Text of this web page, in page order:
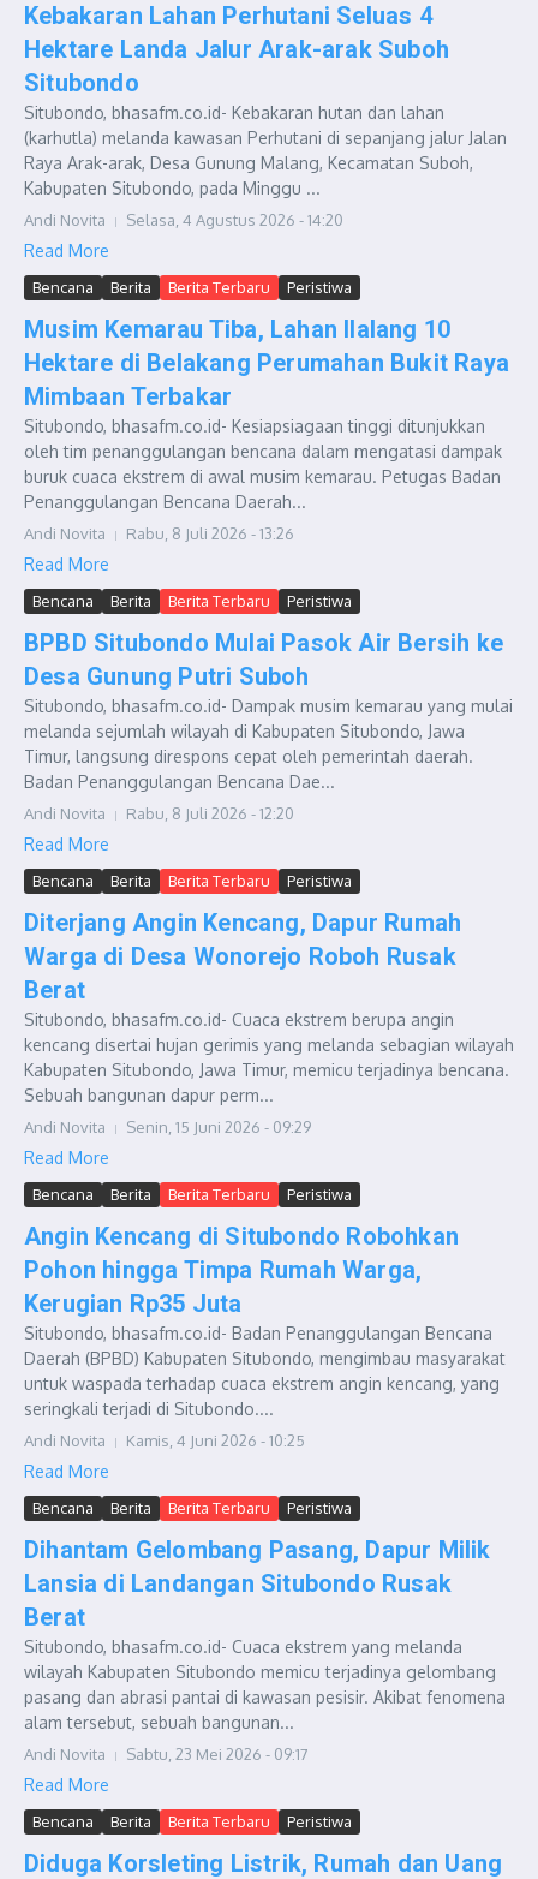
Kebakaran Lahan Perhutani Seluas 4
Hektare Landa Jalur Arak-arak Suboh
Situbondo
Situbondo, bhasafm.co.id- Kebakaran hutan dan lahan
(karhutla) melanda kawasan Perhutani di sepanjang jalur Jalan
Raya Arak-arak, Desa Gunung Malang, Kecamatan Suboh,
Kabupaten Situbondo, pada Minggu ...
Andi Novita Selasa, 4 Agustus 2026 - 14:20
Read More
Bencana Berita Berita Terbaru Peristiwa
Musim Kemarau Tiba, Lahan Ilalang 10
Hektare di Belakang Perumahan Bukit Raya
Mimbaan Terbakar
Situbondo, bhasafm.co.id- Kesiapsiagaan tinggi ditunjukkan
oleh tim penanggulangan bencana dalam mengatasi dampak
buruk cuaca ekstrem di awal musim kemarau. Petugas Badan
Penanggulangan Bencana Daerah...
Andi Novita Rabu, 8 Juli 2026 - 13:26
Read More
Bencana Berita Berita Terbaru Peristiwa
BPBD Situbondo Mulai Pasok Air Bersih ke
Desa Gunung Putri Suboh
Situbondo, bhasafm.co.id- Dampak musim kemarau yang mulai
melanda sejumlah wilayah di Kabupaten Situbondo, Jawa
Timur, langsung direspons cepat oleh pemerintah daerah.
Badan Penanggulangan Bencana Dae...
Andi Novita Rabu, 8 Juli 2026 - 12:20
Read More
Bencana Berita Berita Terbaru Peristiwa
Diterjang Angin Kencang, Dapur Rumah
Warga di Desa Wonorejo Roboh Rusak
Berat
Situbondo, bhasafm.co.id- Cuaca ekstrem berupa angin
kencang disertai hujan gerimis yang melanda sebagian wilayah
Kabupaten Situbondo, Jawa Timur, memicu terjadinya bencana.
Sebuah bangunan dapur perm...
Andi Novita Senin, 15 Juni 2026 - 09:29
Read More
Bencana Berita Berita Terbaru Peristiwa
Angin Kencang di Situbondo Robohkan
Pohon hingga Timpa Rumah Warga,
Kerugian Rp35 Juta
Situbondo, bhasafm.co.id- Badan Penanggulangan Bencana
Daerah (BPBD) Kabupaten Situbondo, mengimbau masyarakat
untuk waspada terhadap cuaca ekstrem angin kencang, yang
seringkali terjadi di Situbondo....
Andi Novita Kamis, 4 Juni 2026 - 10:25
Read More
Bencana Berita Berita Terbaru Peristiwa
Dihantam Gelombang Pasang, Dapur Milik
Lansia di Landangan Situbondo Rusak
Berat
Situbondo, bhasafm.co.id- Cuaca ekstrem yang melanda
wilayah Kabupaten Situbondo memicu terjadinya gelombang
pasang dan abrasi pantai di kawasan pesisir. Akibat fenomena
alam tersebut, sebuah bangunan...
Andi Novita Sabtu, 23 Mei 2026 - 09:17
Read More
Bencana Berita Berita Terbaru Peristiwa
Diduga Korsleting Listrik, Rumah dan Uang